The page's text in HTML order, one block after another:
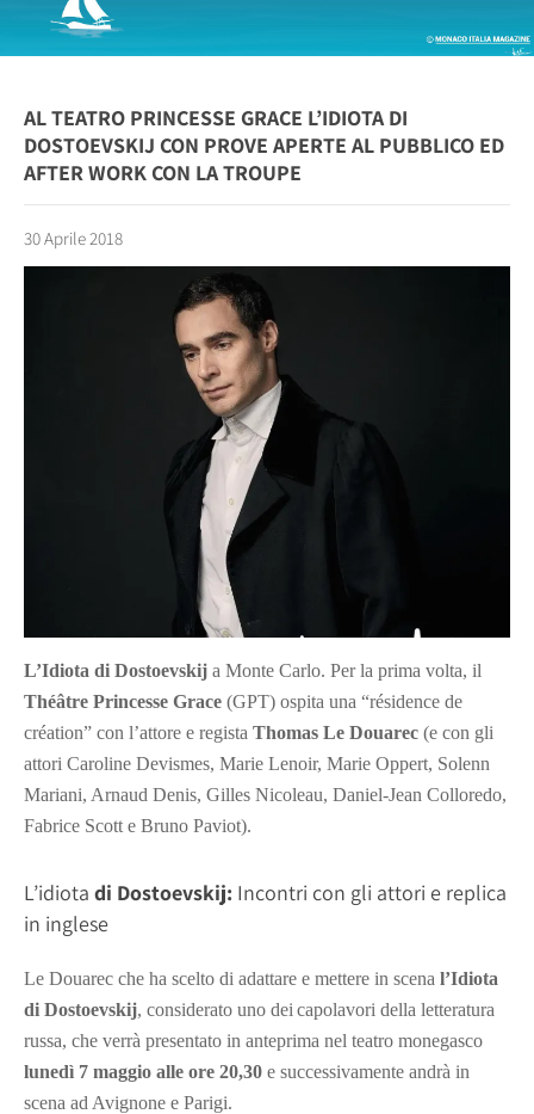
AL TEATRO PRINCESSE GRACE L’IDIOTA DI
DOSTOEVSKIJ CON PROVE APERTE AL PUBBLICO ED
AFTER WORK CON LA TROUPE
30 Aprile 2018
L’Idiota di Dostoevskij a Monte Carlo. Per la prima volta, il
Théâtre Princesse Grace (GPT) ospita una “résidence de
création” con l’attore e regista Thomas Le Douarec (e con gli
attori Caroline Devismes, Marie Lenoir, Marie Oppert, Solenn
Mariani, Arnaud Denis, Gilles Nicoleau, Daniel-Jean Colloredo,
Fabrice Scott e Bruno Paviot).
L’idiota di Dostoevskij: Incontri con gli attori e replica
in inglese
Le Douarec che ha scelto di adattare e mettere in scena l’Idiota
di Dostoevskij, considerato uno dei capolavori della letteratura
russa, che verrà presentato in anteprima nel teatro monegasco
lunedì 7 maggio alle ore 20,30 e successivamente andrà in
scena ad Avignone e Parigi.